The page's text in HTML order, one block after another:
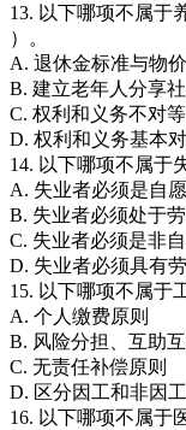
13. 以下哪项不属于
）。
A. 退休金标准与物
B. 建立老年人分享
C. 权利和义务不对
D. 权利和义务基本
14. 以下哪项不属于
A. 失业者必须是自
B. 失业者必须处于
C. 失业者必须是非
D. 失业者必须具有
15. 以下哪项不属于
A. 个人缴费原则
B. 风险分担、互助
C. 无责任补偿原则
D. 区分因工和非因
16. 以下哪项不属于